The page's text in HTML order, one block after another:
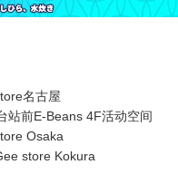
名古屋
站前E-Beans 4F活动空间
Osaka
store Kokura